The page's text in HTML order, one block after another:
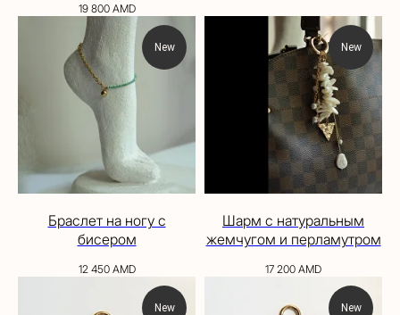
19 800 AMD
New
Браслет на ногу с
бисером
12 450 AMD
New
Шарм с натуральным
жемчугом и перламутром
17 200 AMD
New New